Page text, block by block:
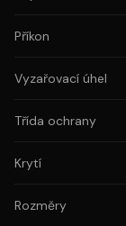
Příkon
Vyzařovací úhel
Třída ochrany
Krytí
Rozměry